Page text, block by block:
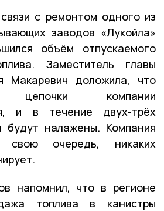
с ремонтом одного из
заводов «Лукойла»
объём отпускаемого
Заместитель главы
Макаревич доложила, что
цепочки компании
и в течение двух-трёх
будут налажены. Компания
свою очередь, никаких
напомнил, что в регионе
топлива в канистры